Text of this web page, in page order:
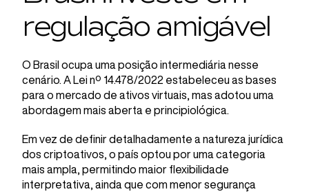
regulação amigável
O Brasil ocupa uma posição intermediária nesse
cenário. A Lei nº 14.478/2022 estabeleceu as bases
para o mercado de ativos virtuais, mas adotou uma
abordagem mais aberta e principiológica.
Em vez de definir detalhadamente a natureza jurídica
dos criptoativos, o país optou por uma categoria
mais ampla, permitindo maior flexibilidade
interpretativa, ainda que com menor segurança